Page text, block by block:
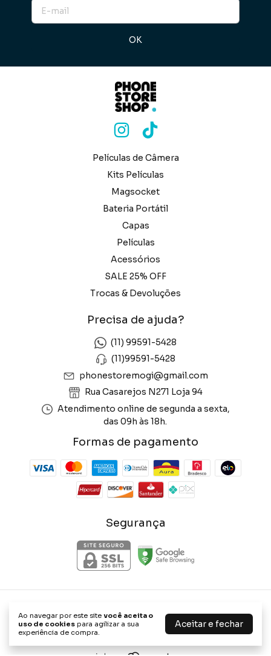
Ao navegar por este site você aceita o
uso de cookies para agilizar a sua
experiência de compra.
Aceitar e fechar
Películas de Câmera
Kits Películas
Magsocket
Bateria Portátil
Capas
Películas
Acessórios
SALE 25% OFF
Trocas & Devoluções
Precisa de ajuda?
(11) 99591-5428
(11)99591-5428
phonestoremogi@gmail.com
Rua Casarejos N271 Loja 94
Atendimento online de segunda a sexta,
das 09h às 18h.
Formas de pagamento
Segurança
Phone Store Shop
©2026. Phone Store Shop - 47656898000114. Todos os direitos